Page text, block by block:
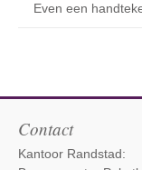
Even een
Contact
Kantoor Randstad: